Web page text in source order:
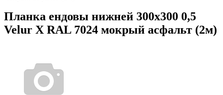
Планка ендовы нижней 300х300 0,5
Velur X RAL 7024 мокрый асфальт (2м)